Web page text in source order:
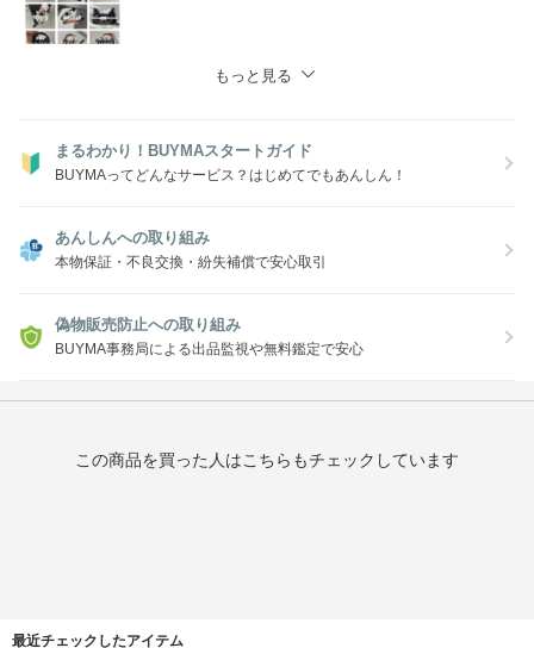
もっと見る
まるわかり！BUYMAスタートガイド
BUYMAってどんなサービス？はじめてでもあんしん！
あんしんへの取り組み
本物保証・不良交換・紛失補償で安心取引
偽物販売防止への取り組み
BUYMA事務局による出品監視や無料鑑定で安心
この商品を買った人はこちらもチェックしています
最近チェックしたアイテム